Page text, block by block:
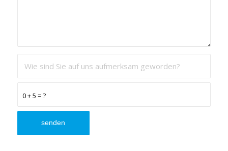
0 + 5 = ?